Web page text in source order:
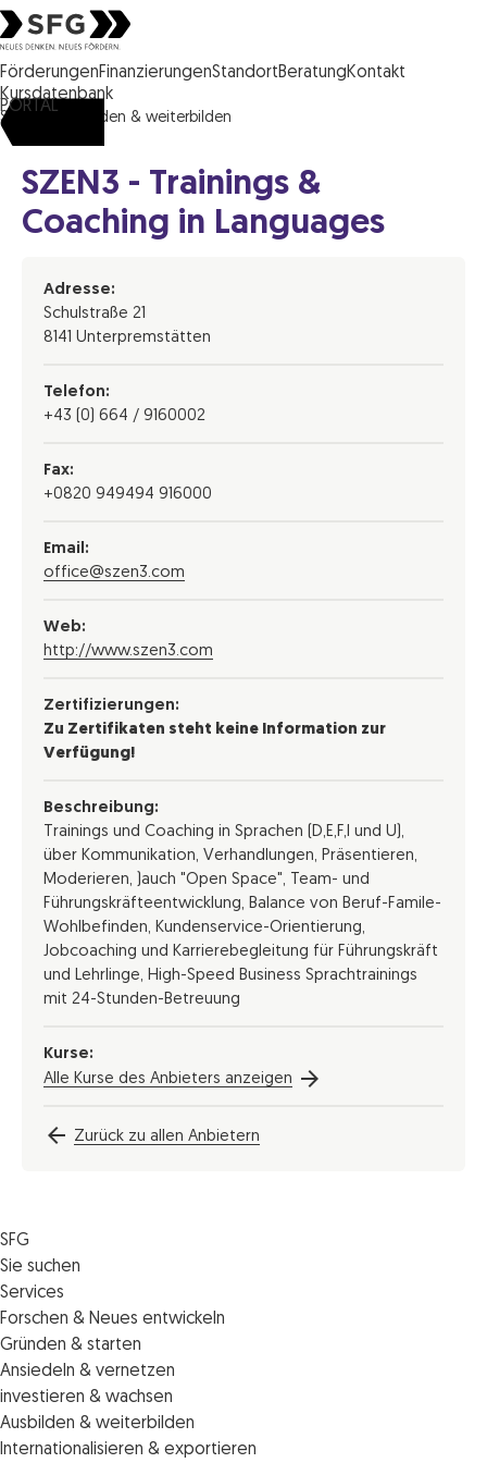
Steirische Wirtschaftsförderungsgesellschaft mbH SFG Logo
FörderungenFinanzierungenStandortBeratungKontakt
PORTAL
Kursdatenbank
SFG ausbilden & weiterbilden
SZEN3 - Trainings &
Coaching in Languages
Adresse:
Schulstraße 21
8141 Unterpremstätten
Telefon:
+43 (0) 664 / 9160002
Fax:
+0820 949494 916000
Email:
office@szen3.com
Web:
http://www.szen3.com
Zertifizierungen:
Zu Zertifikaten steht keine Information zur
Verfügung!
Beschreibung:
Trainings und Coaching in Sprachen (D,E,F,I und U),
über Kommunikation, Verhandlungen, Präsentieren,
Moderieren, )auch "Open Space", Team- und
Führungskräfteentwicklung, Balance von Beruf-Famile-
Wohlbefinden, Kundenservice-Orientierung,
Jobcoaching und Karrierebegleitung für Führungskräft
und Lehrlinge, High-Speed Business Sprachtrainings
mit 24-Stunden-Betreuung
Kurse:
Alle Kurse des Anbieters anzeigen
Zurück zu allen Anbietern
SFG
Die SFG
Jobs
Medienservice
Informiert bleiben
Kontakt
Sie suchen
Förderungen
Finanzierungen
Standortentwicklung
Persönliche Beratung
Services
Veranstaltungen
News
IMPULS.ST
Portal
Unternehmen des Monats
Forschen & Neues entwickeln
Standortcoaching
Terminbuchung Standortcoaching
Horizon Europe: EU-Förderungen für F&E
Innovations­management
Innovationspreis Steiermark
Gründen & starten
Startupmark
Startup Mission – Netzwerkreisen
iCONTACT: Das InvestorInnennetzwerk der SFG
Veranstaltungen
Ansiedeln & vernetzen
Zukunftstag
Steirische Cluster- und Netzwerkorganisationen
Batterieindustrie
investieren & wachsen
Veranstaltungen
Förderungen & Finanzierungen
Ausbilden & weiterbilden
Weiterbildung und Kurse
Internationalisieren & exportieren